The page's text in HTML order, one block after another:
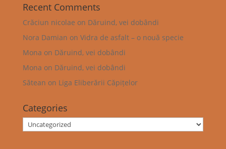
Recent Comments
Crăciun nicolae on Dăruind, vei dobândi
Nora Damian on Vidra de asfalt – o nouă specie
Mona on Dăruind, vei dobândi
Mona on Dăruind, vei dobândi
Sătean on Liga Eliberării Căpițelor
Categories
Categories